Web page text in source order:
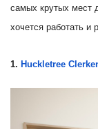
самых крутых мест
хочется работать и
1. Huckletree